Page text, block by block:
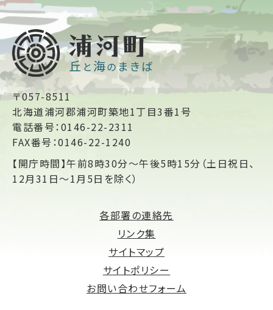
〒057-8511
北海道浦河郡浦河町築地1丁目3番1号
電話番号：0146-22-2311
FAX番号：0146-22-1240
【開庁時間】午前8時30分～午後5時15分（土日祝日、
12月31日～1月5日を除く）
各部署の連絡先
リンク集
サイトマップ
サイトポリシー
お問い合わせフォーム